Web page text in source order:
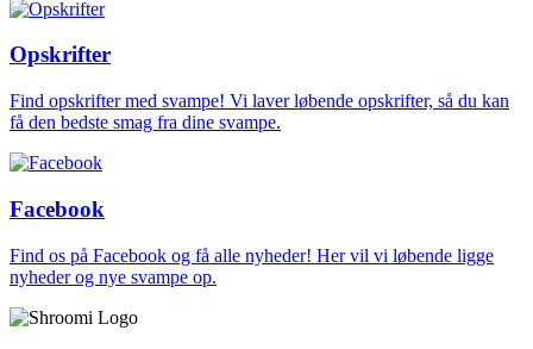
Opskrifter
Find opskrifter med svampe! Vi laver løbende opskrifter, så du kan
få den bedste smag fra dine svampe.
Facebook
Find os på Facebook og få alle nyheder! Her vil vi løbende ligge
nyheder og nye svampe op.